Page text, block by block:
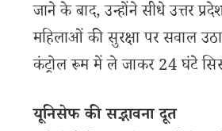
जाने के बाद, उन्होंने सीधे उत्तर
महिलाओं की सुरक्षा पर सवाल
कंट्रोल रूम में ले जाकर 24 घंटे
यूनिसेफ की सद्भावना दूत